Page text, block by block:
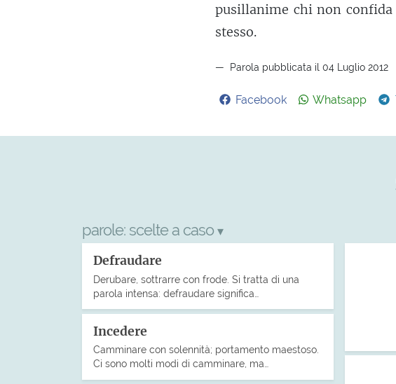
pusillanime chi non
stesso.
Parola pubblicata il 04 Luglio 2012
Facebook Whatsapp
parole: scelte a caso ▾
Defraudare
Derubare, sottrarre con frode. Si tratta di una
parola intensa: defraudare significa…
Incedere
Camminare con solennità; portamento maestoso.
Ci sono molti modi di camminare, ma…